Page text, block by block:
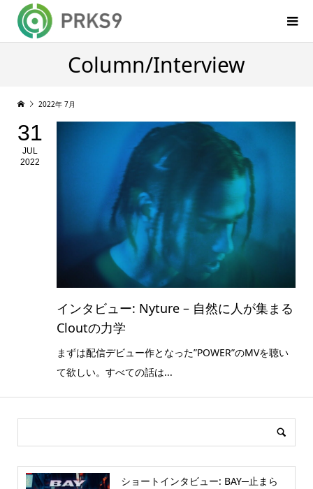
Column/Interview
2022年 7月
31
JUL
2022
インタビュー: Nyture – 自然に人が集まる
Cloutの力学
まずは配信デビュー作となった”POWER”のMVを聴い
て欲しい。すべての話は...
ショートインタビュー: BAY─止まら